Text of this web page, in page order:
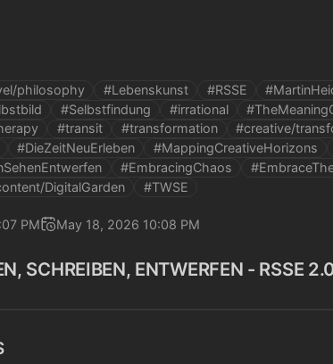
philosophy #Lebenskunst #RSSE
#Selbstfindung #irrational
#transit #transformation #creative/
#DieZeitNeuErleben #MappingCreativeHorizons
#EmbracingChaos
DigitalGarden #TWSE
PM May 18, 2026 10:08 PM
SCHREIBEN, ENTWERFEN - RSSE